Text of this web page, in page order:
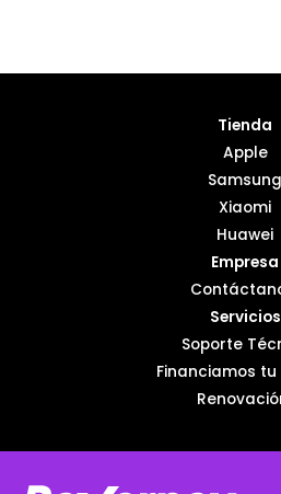
Tienda
Apple
Samsung
Xiaomi
Huawei
Empresa
Servicios
Soporte
Financiamos tu